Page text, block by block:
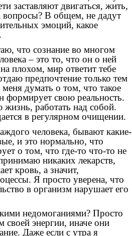
заставляют двигаться, жить,
вопросы? В общем, не дадут
эмоций, какое
что сознание во многом
– это то, что он о ней
плохом, мир ответит тебе
предпочтение только тем
думать о том, что такое
формирует свою реальность.
работать над собой.
в регулярном очищении.
человека, бывают какие-
и это нормально, что
о том, что где-то что-то не
никаких лекарств,
кровь, а значит,
Я просто уверена, что
в организм нарушает его
недомоганиями? Просто
энергии, иначе они
Даже если с утра я